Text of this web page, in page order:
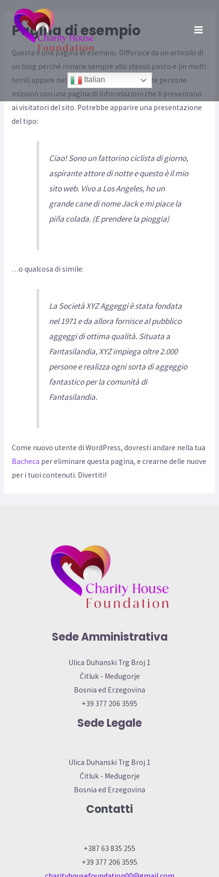
contenuto
Italian
Pagina di esempio
Questa è una pagina di esempio. Differisce da un articolo di
un blog perché rimane sempre allo stesso posto e (in molti
temi) appare nel menu di navigazione. Molte persone
iniziano con una pagina di Informazioni che li presentano
ai visitatori del sito. Potrebbe apparire una presentazione
del tipo:
Ciao! Sono un fattorino ciclista di giorno,
aspirante attore di notte e questo è il mio
sito web. Vivo a Los Angeles, ho un
grande cane di nome Jack e mi piace la
piña colada. (E prendere la pioggia)
…o qualcosa di simile:
La Società XYZ Aggeggi è stata fondata
nel 1971 e da allora fornisce al pubblico
aggeggi di ottima qualità. Situata a
Fantasilandia, XYZ impiega oltre 2.000
persone e realizza ogni sorta di aggeggio
fantastico per la comunità di
Fantasilandia.
Come nuovo utente di WordPress, dovresti andare nella tua
Bacheca per eliminare questa pagina, e crearne delle nuove
per i tuoi contenuti. Divertiti!
Sede Amministrativa
Ulica Duhanski Trg Broj 1
Čitluk - Međugorje
Bosnia ed Erzegovina
+39 377 206 3595
Sede Legale
Ulica Duhanski Trg Broj 1
Čitluk - Međugorje
Bosnia ed Erzegovina
Contatti
+387 63 835 255
+39 377 206 3595